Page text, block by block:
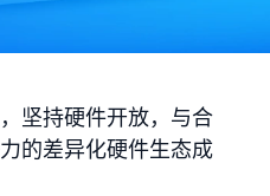
坚持硬件开放，与合
的差异化硬件生态成